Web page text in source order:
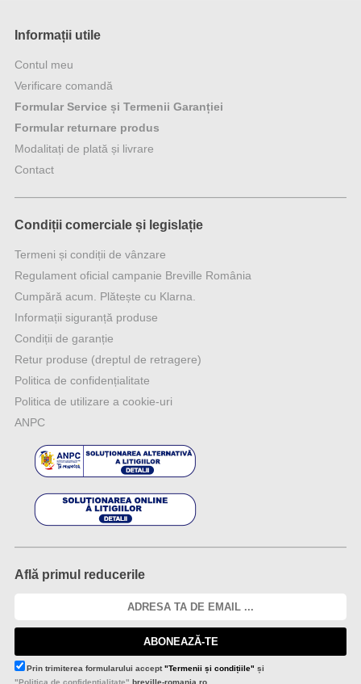
Informații utile
Contul meu
Verificare comandă
Formular Service și Termenii Garanției
Formular returnare produs
Modalitați de plată și livrare
Contact
Condiții comerciale și legislație
Termeni și condiții de vânzare
Regulament oficial campanie Breville România
Cumpără acum. Plătește cu Klarna.
Informații siguranță produse
Condiții de garanție
Retur produse (dreptul de retragere)
Politica de confidențialitate
Politica de utilizare a cookie-uri
ANPC
Află primul reducerile
ABONEAZĂ-TE
Prin trimiterea formularului accept"Termenii și condițiile" și
"Politica de confidențialitate" breville-romania.ro.